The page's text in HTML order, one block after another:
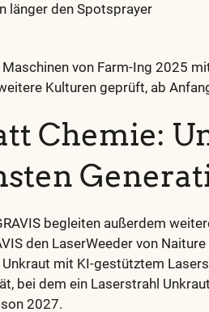
länger den Spotsprayer
Maschinen von Farm-Ing 2025
Kulturen geprüft, ab
Chemie:
begleiten außerdem
den LaserWeeder von
mit KI-gestütztem
bei dem ein Laserstrahl
2027.